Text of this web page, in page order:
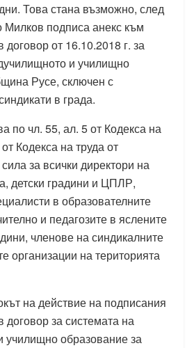
Това стана възможно, след
Милков подписа анекс към
договор от 16.10.2018 г. за
и училищно
Русе, сключен с
в града.
по чл. 55, ал. 5 от Кодекса на
Кодекса на труда от
за всички директори на
детски градини и ЦПЛР,
в образователните
и педагозите в яслените
членове на синдикалните
организации на територията
на действие на подписания
договор за системата на
училищно образование за